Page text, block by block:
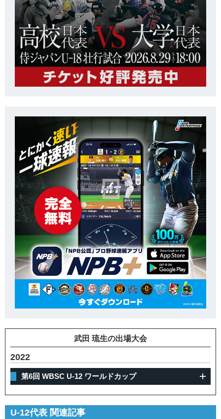
武田 琉生の出場大会
2022
第6回 WBSC U-12 ワールドカップ
U-12代表 関連記事